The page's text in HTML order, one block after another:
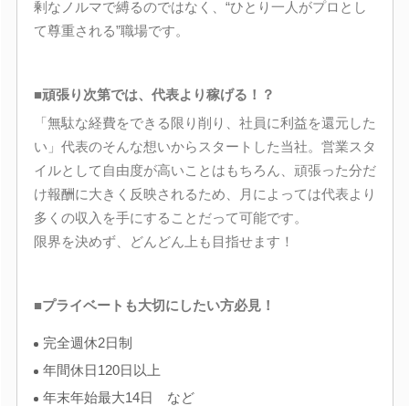
剰なノルマで縛るのではなく、“ひとり一人がプロとし
て尊重される”職場です。
■頑張り次第では、代表より稼げる！？
「無駄な経費をできる限り削り、社員に利益を還元した
い」代表のそんな想いからスタートした当社。営業スタ
イルとして自由度が高いことはもちろん、頑張った分だ
け報酬に大きく反映されるため、月によっては代表より
多くの収入を手にすることだって可能です。
限界を決めず、どんどん上も目指せます！
■プライベートも大切にしたい方必見！
完全週休2日制
年間休日120日以上
年末年始最大14日 など